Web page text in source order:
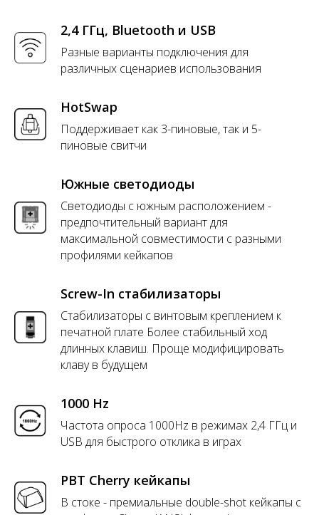
2,4 ГГц, Bluetooth и USB
Разные варианты подключения для
различных сценариев использования
HotSwap
Поддерживает как 3-пиновые, так и 5-
пиновые свитчи
Южные светодиоды
Светодиоды с южным расположением -
предпочтительный вариант для
максимальной совместимости с разными
профилями кейкапов
Screw-In стабилизаторы
Стабилизаторы с винтовым креплением к
печатной плате Более стабильный ход
длинных клавиш. Проще модифицировать
клаву в будущем
1000 Hz
Частота опроса 1000Hz в режимах 2,4 ГГц и
USB для быстрого отклика в играх
PBT Cherry кейкапы
В стоке - премиальные double-shot кейкапы с